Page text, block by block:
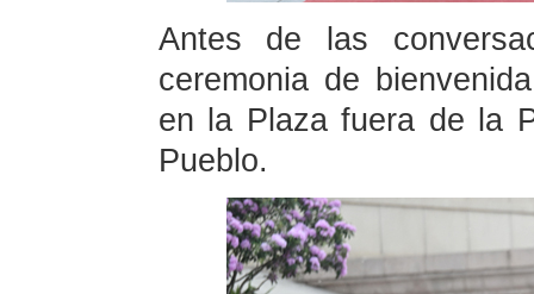
Antes de las
ceremonia de
en la Plaza fuera de la
Pueblo.